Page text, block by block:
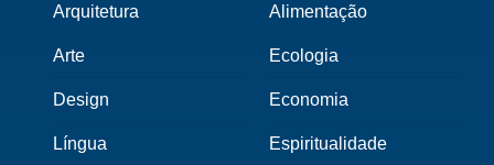
Arquitetura
Arte
Design
Língua
Alimentação
Ecologia
Economia
Espiritualidade